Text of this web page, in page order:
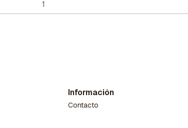
Información
Contacto